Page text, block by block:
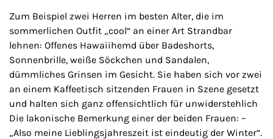
Zum Beispiel zwei Herren im besten Alter, die im
sommerlichen Outfit „cool“ an einer Art Strandbar
lehnen: Offenes Hawaiihemd über Badeshorts,
Sonnenbrille, weiße Söckchen und Sandalen,
dümmliches Grinsen im Gesicht. Sie haben sich vor zwei
an einem Kaffeetisch sitzenden Frauen in Szene gesetzt
und halten sich ganz offensichtlich für unwiderstehlich
Die lakonische Bemerkung einer der beiden Frauen: –
„Also meine Lieblingsjahreszeit ist eindeutig der Winter“.